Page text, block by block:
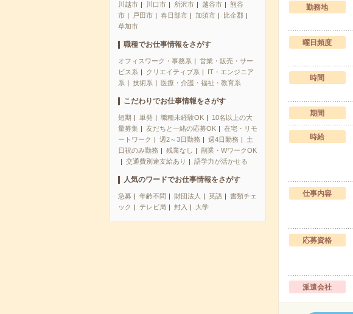
川越市 川口市 所沢市 越谷市
熊谷
市
戸田市 春日部市 加須市
比企郡
草加市
職種でお仕事情報をさがす
オフィスワーク・事務系
営業・販売・サー
ビス系
クリエイティブ系
IT・エンジニア
系
技術系 医療・介護・福祉・教育系
こだわりでお仕事情報をさがす
短期 単発 職種未経験OK
10名以上の大
量募集
友だちと一緒の応募OK
在宅・リモ
ートワーク
週2～3日勤務 週4日勤務
土
日祝のみ勤務
残業なし
副業・WワークOK
交通費別途支給あり
語学力が活かせる
人気のワードでお仕事情報をさがす
急募 年齢不問 財団法人 英語
書類チェ
ック
テレビ局 封入 大学
勤務地
曜日頻度
時間
期間
時給
仕事内容
応募資格
派遣会社